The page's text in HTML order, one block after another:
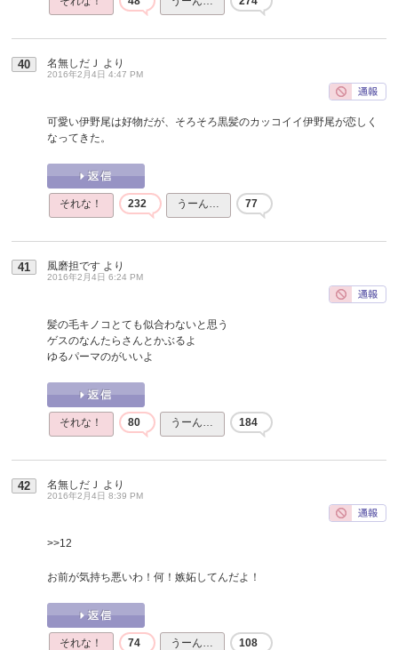
40 名無しだＪ より
2016年2月4日 4:47 PM
可愛い伊野尾は好物だが、そろそろ黒髪のカッコイイ伊野尾が恋しく
なってきた。
それな！ 232 うーん… 77
41 風磨担です より
2016年2月4日 6:24 PM
髪の毛キノコとても似合わないと思う
ゲスのなんたらさんとかぶるよ
ゆるパーマのがいいよ
それな！ 80 うーん… 184
42 名無しだＪ より
2016年2月4日 8:39 PM
>>12
お前が気持ち悪いわ！何！嫉妬してんだよ！
それな！ 74 うーん… 108